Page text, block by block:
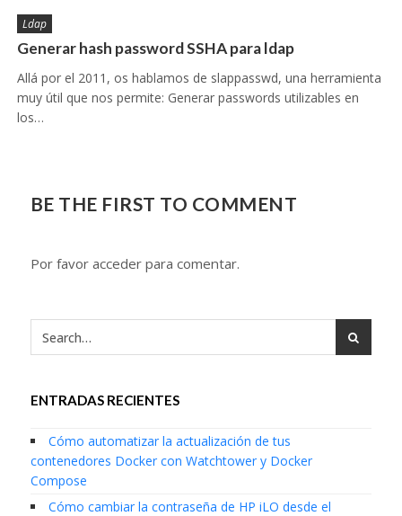
Ldap
Generar hash password SSHA para ldap
Allá por el 2011, os hablamos de slappasswd, una herramienta
muy útil que nos permite: Generar passwords utilizables en
los…
BE THE FIRST TO COMMENT
Por favor acceder para comentar.
ENTRADAS RECIENTES
Cómo automatizar la actualización de tus
contenedores Docker con Watchtower y Docker
Compose
Cómo cambiar la contraseña de HP iLO desde el